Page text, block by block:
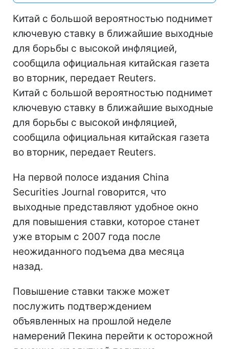
Китай с большой вероятностью поднимет
ключевую ставку в ближайшие выходные
для борьбы с высокой инфляцией,
сообщила официальная китайская газета
во вторник, передает Reuters.
Китай с большой вероятностью поднимет
ключевую ставку в ближайшие выходные
для борьбы с высокой инфляцией,
сообщила официальная китайская газета
во вторник, передает Reuters.
На первой полосе издания China
Securities Journal говорится, что
выходные представляют удобное окно
для повышения ставки, которое станет
уже вторым с 2007 года после
неожиданного подъема два месяца
назад.
Повышение ставки также может
послужить подтверждением
объявленных на прошлой неделе
намерений Пекина перейти к осторожной